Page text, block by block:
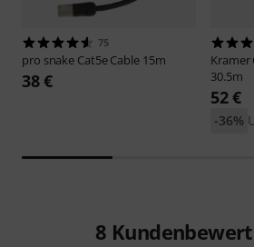
75
pro snake Cat5e Cable 15m
38 €
Kramer
30.5m
52 €
-36%
8